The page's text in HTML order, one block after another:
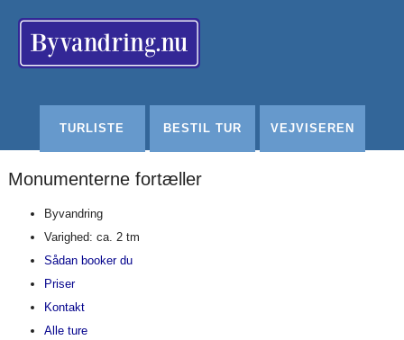
TURLISTE BESTIL TUR VEJVISEREN
Monumenterne fortæller
Byvandring
Varighed: ca. 2 tm
Sådan booker du
Priser
Kontakt
Alle ture